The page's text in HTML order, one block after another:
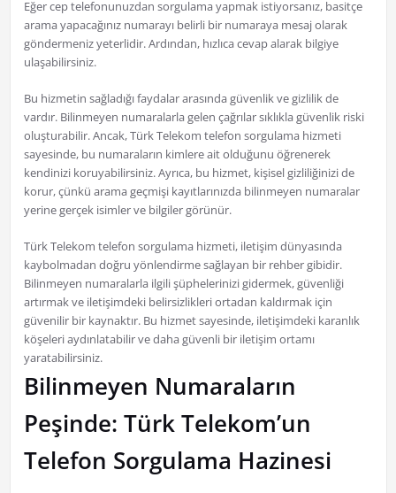
Eğer cep telefonunuzdan sorgulama yapmak istiyorsanız, basitçe
arama yapacağınız numarayı belirli bir numaraya mesaj olarak
göndermeniz yeterlidir. Ardından, hızlıca cevap alarak bilgiye
ulaşabilirsiniz.
Bu hizmetin sağladığı faydalar arasında güvenlik ve gizlilik de
vardır. Bilinmeyen numaralarla gelen çağrılar sıklıkla güvenlik riski
oluşturabilir. Ancak, Türk Telekom telefon sorgulama hizmeti
sayesinde, bu numaraların kimlere ait olduğunu öğrenerek
kendinizi koruyabilirsiniz. Ayrıca, bu hizmet, kişisel gizliliğinizi de
korur, çünkü arama geçmişi kayıtlarınızda bilinmeyen numaralar
yerine gerçek isimler ve bilgiler görünür.
Türk Telekom telefon sorgulama hizmeti, iletişim dünyasında
kaybolmadan doğru yönlendirme sağlayan bir rehber gibidir.
Bilinmeyen numaralarla ilgili şüphelerinizi gidermek, güvenliği
artırmak ve iletişimdeki belirsizlikleri ortadan kaldırmak için
güvenilir bir kaynaktır. Bu hizmet sayesinde, iletişimdeki karanlık
köşeleri aydınlatabilir ve daha güvenli bir iletişim ortamı
yaratabilirsiniz.
Bilinmeyen Numaraların
Peşinde: Türk Telekom’un
Telefon Sorgulama Hazinesi